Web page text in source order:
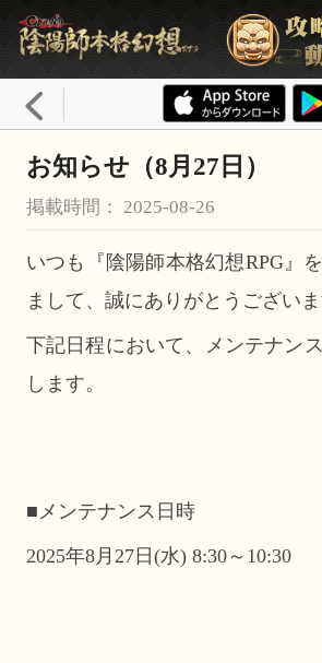
お知らせ（8月27日）
掲載時間： 2025-08-26
いつも『陰陽師本格幻想RPG』
まして、誠にありがとうございま
下記日程において、メンテナン
します。
■メンテナンス日時
2025年8月27日(水) 8:30～10:30